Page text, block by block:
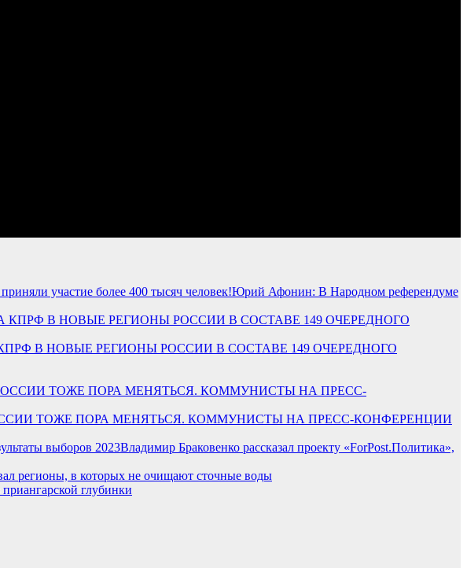
Юрий Афонин: В Народном референдуме
В НОВЫЕ РЕГИОНЫ РОССИИ В СОСТАВЕ 149 ОЧЕРЕДНОГО
ТОЖЕ ПОРА МЕНЯТЬСЯ. КОММУНИСТЫ НА ПРЕСС-КОНФЕРЕНЦИИ
Владимир Браковенко рассказал проекту «ForPost.Политика»,
регионы, в которых не очищают сточные воды
глубинки